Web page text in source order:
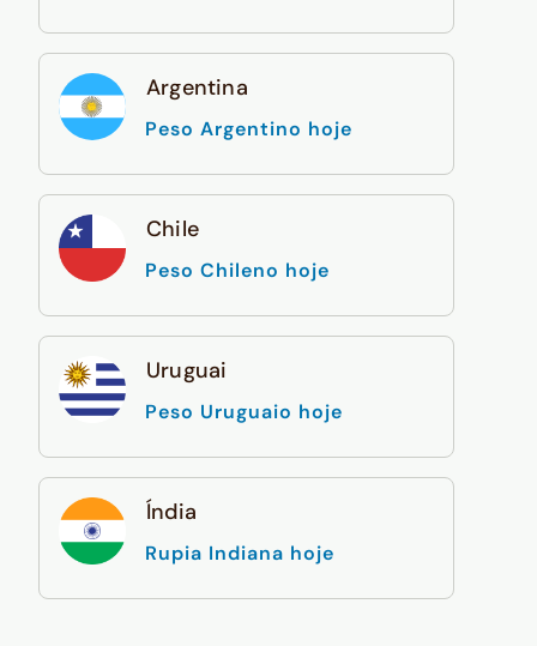
Argentina
Peso Argentino hoje
Chile
Peso Chileno hoje
Uruguai
Peso Uruguaio hoje
Índia
Rupia Indiana hoje